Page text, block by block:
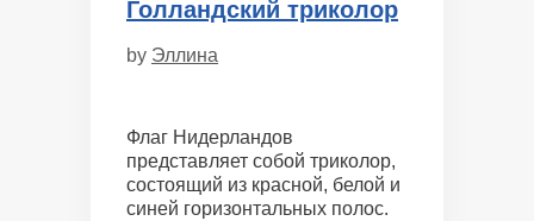
Голландский триколор
by Эллина
Флаг Нидерландов
представляет собой триколор,
состоящий из красной, белой и
синей горизонтальных полос.